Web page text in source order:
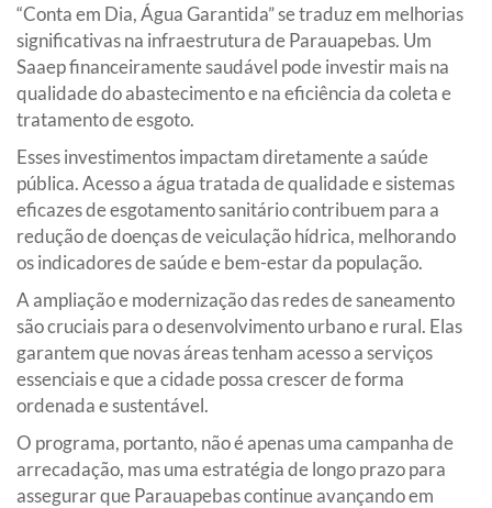
“Conta em Dia, Água Garantida” se traduz em melhorias
significativas na infraestrutura de Parauapebas. Um
Saaep financeiramente saudável pode investir mais na
qualidade do abastecimento e na eficiência da coleta e
tratamento de esgoto.
Esses investimentos impactam diretamente a saúde
pública. Acesso a água tratada de qualidade e sistemas
eficazes de esgotamento sanitário contribuem para a
redução de doenças de veiculação hídrica, melhorando
os indicadores de saúde e bem-estar da população.
A ampliação e modernização das redes de saneamento
são cruciais para o desenvolvimento urbano e rural. Elas
garantem que novas áreas tenham acesso a serviços
essenciais e que a cidade possa crescer de forma
ordenada e sustentável.
O programa, portanto, não é apenas uma campanha de
arrecadação, mas uma estratégia de longo prazo para
assegurar que Parauapebas continue avançando em